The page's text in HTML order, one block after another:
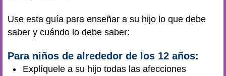
Use esta guía para enseñar a su hijo lo que debe
saber y cuándo lo debe saber:
Para niños de alrededor de los 12 años:
Explíquele a su hijo todas las afecciones